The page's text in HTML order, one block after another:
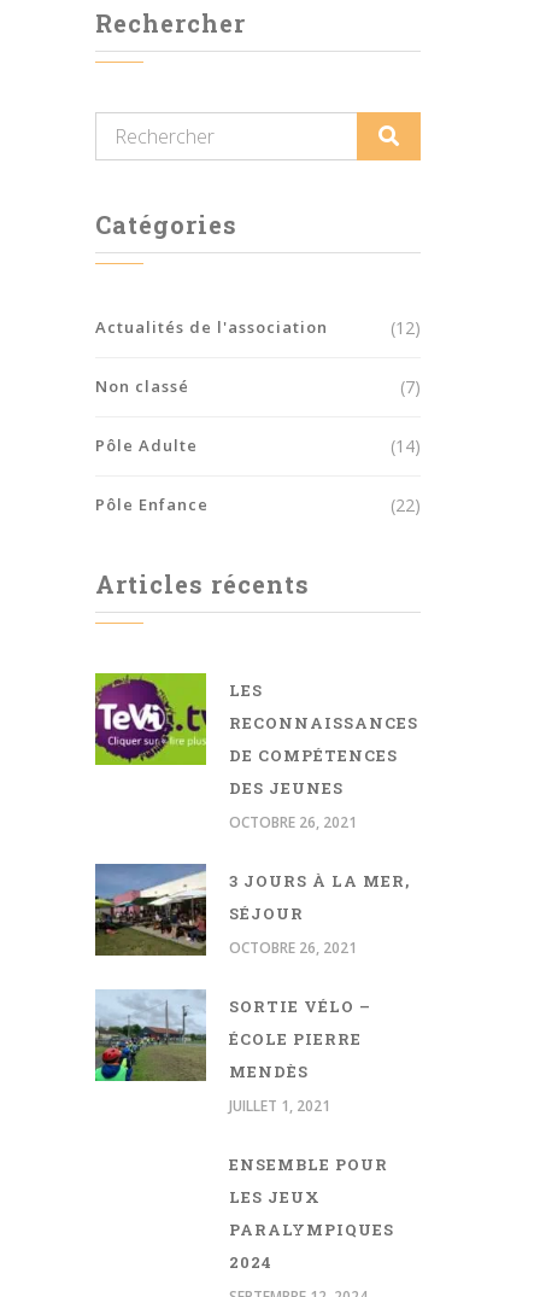
Rechercher
Catégories
Actualités de l'association (12)
Non classé (7)
Pôle Adulte (14)
Pôle Enfance (22)
Articles récents
LES
RECONNAISSANCES
DE COMPÉTENCES
DES JEUNES
OCTOBRE 26, 2021
3 JOURS À LA MER,
SÉJOUR
OCTOBRE 26, 2021
SORTIE VÉLO –
ÉCOLE PIERRE
MENDÈS
JUILLET 1, 2021
ENSEMBLE POUR
LES JEUX
PARALYMPIQUES
2024